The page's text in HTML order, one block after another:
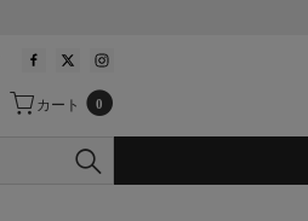
カート 0